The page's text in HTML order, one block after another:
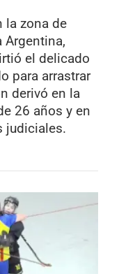
la zona de
Argentina,
el delicado
para arrastrar
derivó en la
26 años y en
judiciales.